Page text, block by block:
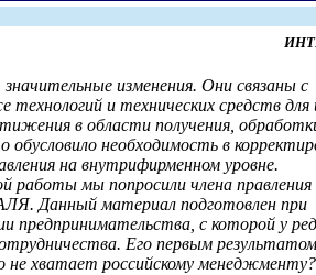
изменения. Они связаны с
и технических средств для
в области получения,
необходимость в
на внутрифирменном уровне.
работы мы попросили члена правления
Данный материал подготовлен при
предпринимательства, с которой у
Его первым
хватает российскому